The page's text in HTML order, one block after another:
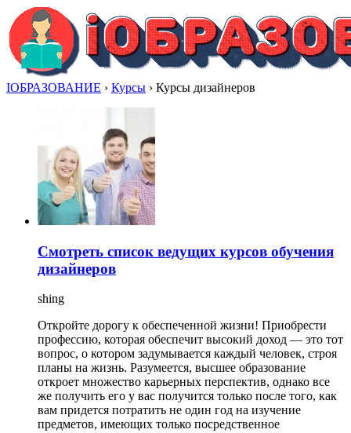
IОБРАЗОВАНИЕ › Курсы › Курсы дизайнеров
Смотреть список ведущих курсов обучения
дизайнеров
shing
Откройте дорогу к обеспеченной жизни! Приобрести
профессию, которая обеспечит высокий доход — это тот
вопрос, о котором задумывается каждый человек, строя
планы на жизнь. Разумеется, высшее образование
откроет множество карьерных перспектив, однако все
же получить его у вас получится только после того, как
вам придется потратить не один год на изучение
предметов, имеющих только посредственное